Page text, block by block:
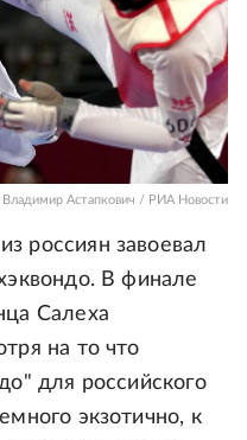
Владимир Астапкович / РИА Новости
россиян завоевал
В финале
Салеха
на то что
для российского
экзотично, к